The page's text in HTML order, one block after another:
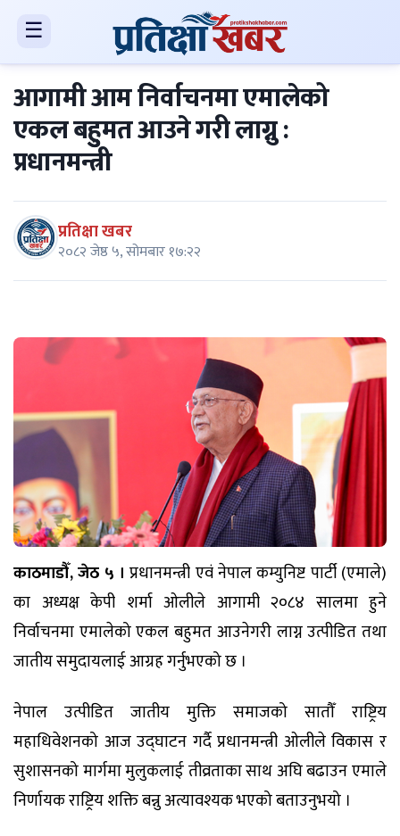
☰
आगामी आम निर्वाचनमा एमालेको
एकल बहुुमत आउने गरी लाग्नु :
प्रधानमन्त्री
प्रतिक्षा खबर
२०८२ जेष्ठ ५, सोमबार १७:२२
काठमाडौँ, जेठ ५ । प्रधानमन्त्री एवं नेपाल कम्युनिष्ट पार्टी (एमाले)
का अध्यक्ष केपी शर्मा ओलीले आगामी २०८४ सालमा हुने
निर्वाचनमा एमालेको एकल बहुमत आउनेगरी लाग्न उत्पीडित तथा
जातीय समुदायलाई आग्रह गर्नुभएको छ ।
नेपाल उत्पीडित जातीय मुक्ति समाजको सातौँ राष्ट्रिय
महाधिवेशनको आज उद्घाटन गर्दै प्रधानमन्त्री ओलीले विकास र
सुशासनको मार्गमा मुलुकलाई तीव्रताका साथ अघि बढाउन एमाले
निर्णायक राष्ट्रिय शक्ति बन्नु अत्यावश्यक भएको बताउनुभयो ।